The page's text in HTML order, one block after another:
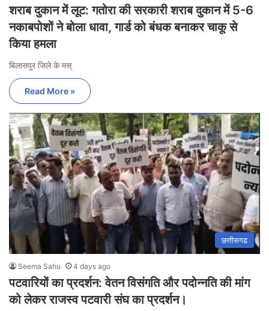
शराब दुकान में लूट: गतोरा की सरकारी शराब दुकान में 5-6
नकाबपोशों ने बोला धावा, गार्ड को बंधक बनाकर चाकू से
किया हमला
बिलासपुर जिले के मस्
Read More »
छत्तीसगढ
Seema Sahu 4 days ago
पटवारियों का प्रदर्शन: वेतन विसंगति और पदोन्नति की मांग
को लेकर राजस्व पटवारी संघ का प्रदर्शन।